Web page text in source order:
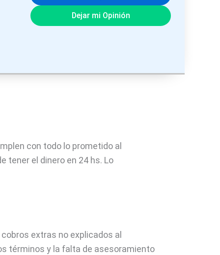
Dejar mi Opinión
con todo lo prometido al
tener el dinero en 24 hs. Lo
extras no explicados al
términos y la falta de asesoramiento